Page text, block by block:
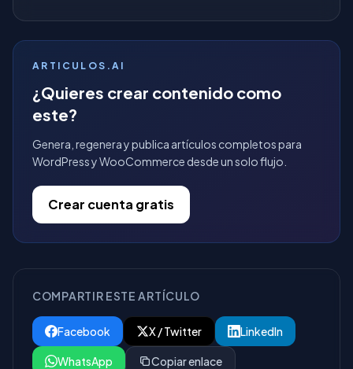
ARTICULOS.AI
¿Quieres crear contenido como
este?
Genera, regenera y publica artículos completos para
WordPress y WooCommerce desde un solo flujo.
Crear cuenta gratis
COMPARTIR ESTE ARTÍCULO
Facebook X / Twitter LinkedIn
WhatsApp Copiar enlace